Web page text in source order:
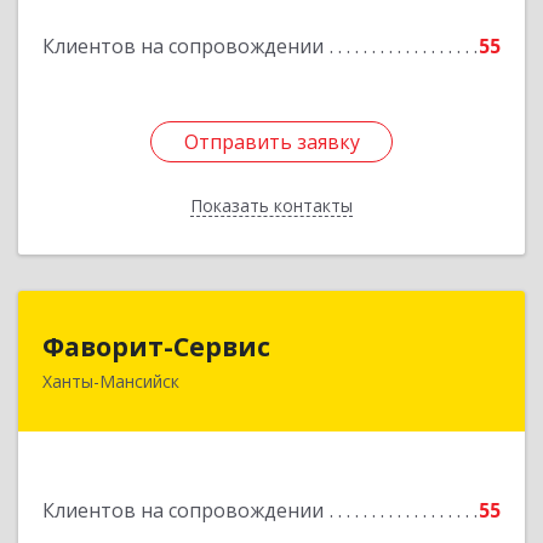
Клиентов на сопровождении 55
Отправить заявку
Показать контакты
Отправить заявку
Назад
Фаворит-Сервис
Ханты-Мансийск
Клиентов на сопровождении
55
628011, Ханты-Мансийский Автономный округ
Подробнее